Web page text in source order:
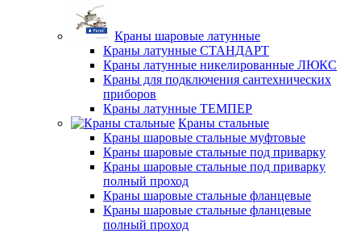
Краны шаровые латунные
Краны латунные СТАНДАРТ
Краны латунные никелированные ЛЮКС
Краны для подключения сантехнических
приборов
Краны латунные ТЕМПЕР
Краны стальные
Краны шаровые стальные муфтовые
Краны шаровые стальные под приварку
Краны шаровые стальные под приварку
полный проход
Краны шаровые стальные фланцевые
Краны шаровые стальные фланцевые
полный проход